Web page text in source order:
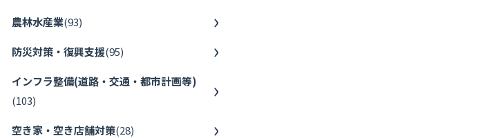
農林水産業(93)
防災対策・復興支援(95)
インフラ整備(道路・交通・都市計画等)
(103)
空き家・空き店舗対策(28)